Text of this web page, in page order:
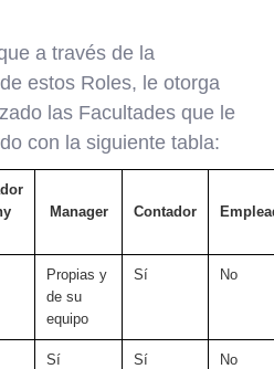
a través de la
estos Roles, le otorga
las Facultades que le
con la siguiente tabla:
Manager Contador
Propias y
de su
equipo
Sí No
Sí Sí No